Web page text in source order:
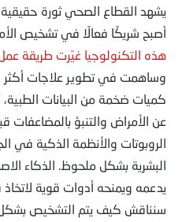
يشهد القطاع الصحي ثورة
أصبح شريكًا فعالًا في تشخيص
هذه التكنولوجيا غيّرت طريقة
وساهمت في تطوير علاجات أكثر
كميات ضخمة من البيانات
عن الأمراض والتنبؤ بالمضاعفات
الروبوتات والأنظمة الذكية في
البشرية بشكل ملحوظ. الذكاء
يدعمه ويمنحه أدوات قوية
سنناقش كيف يتم التشخيص